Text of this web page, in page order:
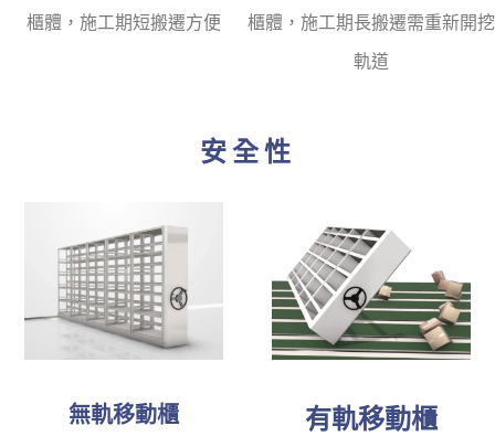
櫃體，施工期短搬遷方便
櫃體，施工期長搬遷需重新開挖
軌道
安全性
無軌移動櫃 有軌移動櫃